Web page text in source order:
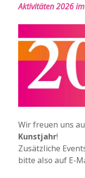
Aktivitäten2026
Wir freuen uns
Kunstjahr!
Zusätzliche
bitte also auf E-